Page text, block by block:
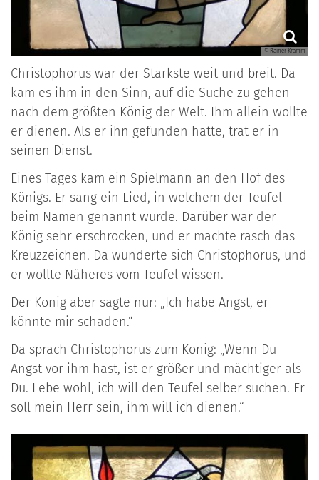
© Rainer Kramm
Christophorus war der Stärkste weit und breit. Da
kam es ihm in den Sinn, auf die Suche zu gehen
nach dem größten König der Welt. Ihm allein wollte
er dienen. Als er ihn gefunden hatte, trat er in
seinen Dienst.
Eines Tages kam ein Spielmann an den Hof des
Königs. Er sang ein Lied, in welchem der Teufel
beim Namen genannt wurde. Darüber war der
König sehr erschrocken, und er machte rasch das
Kreuzzeichen. Da wunderte sich Christophorus, und
er wollte Näheres vom Teufel wissen.
Der König aber sagte nur: „Ich habe Angst, er
könnte mir schaden.“
Da sprach Christophorus zum König: „Wenn Du
Angst vor ihm hast, ist er größer und mächtiger als
Du. Lebe wohl, ich will den Teufel selber suchen. Er
soll mein Herr sein, ihm will ich dienen.“